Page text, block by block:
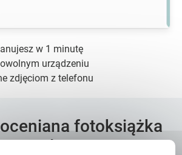
w 1 minutę
urządzeniu
zdjęciom z telefonu
fotoksiążka
w Polsce